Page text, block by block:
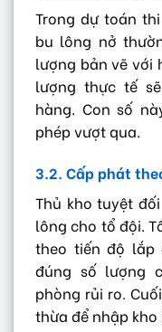
Trong dự toán
bu lông nở
lượng bản vẽ với
lượng thực tế
hàng. Con số
phép vượt qua.
3.2. Cấp phát
Thủ kho tuyệt
lông cho tổ đội.
theo tiến độ lắp
đúng số lượng
phòng rủi ro.
thừa để nhập kho